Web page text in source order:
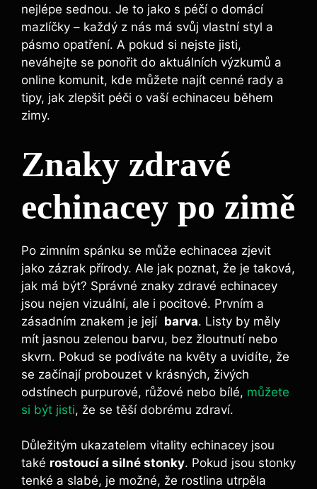
nejlépe sednou. Je to jako s péčí o domácí
mazlíčky – každý z nás ​má svůj⁢ vlastní​ styl‍ a
pásmo ​opatření. A pokud ‌si​ nejste jisti,‌
neváhejte ‍se ponořit do ⁤aktuálních výzkumů ⁢a‍
online ⁢komunit, kde můžete ⁤najít ⁢cenné rady a
tipy, jak zlepšit péči o vaší echinaceu během‍
zimy.
Znaky zdravé
echinacey ‍po ⁣zimě
Po zimním spánku ‍se⁢ může echinacea zjevit
jako ‍zázrak ⁣přírody.​ Ale⁣ jak⁢ poznat, že⁤ je taková,
⁤jak má být? Správné ‌znaky zdravé echinacey
jsou nejen vizuální, ‌ale i pocitové. Prvním a
zásadním ‌znakem je její ‍ barva. Listy by ⁣měly
mít jasnou zelenou barvu, bez žloutnutí nebo
‍skvrn.​ Pokud se podíváte na květy⁣ a uvidíte, že⁤
se začínají probouzet v krásných, živých
odstínech purpurové, ​růžové​ nebo‌ bílé, můžete
si být jisti, ​že se ‌těší ⁤dobrému ⁤zdraví.
Důležitým⁢ ukazatelem vitality echinacey​ jsou
také rostoucí a⁣ silné ​stonky. Pokud jsou stonky‌
tenké ⁢a slabé, je možné,⁢ že ⁢rostlina utrpěla⁢